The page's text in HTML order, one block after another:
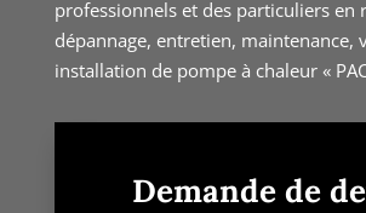
professionnels et des particuliers en
dépannage, entretien, maintenance,
installation de pompe à chaleur «
Demande de